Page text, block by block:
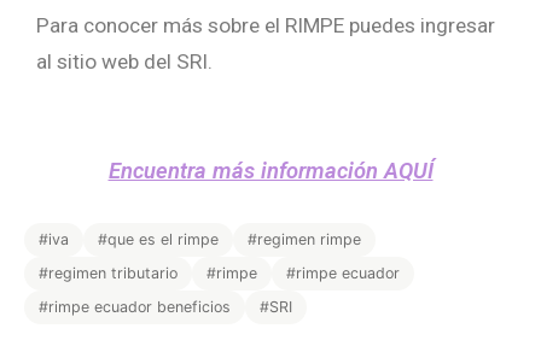
Para conocer más sobre el RIMPE puedes ingresar
al sitio web del SRI.
Encuentra más información AQUÍ
#iva #que es el rimpe
#regimen rimpe
#regimen tributario
#rimpe
#rimpe ecuador
#rimpe ecuador beneficios
#SRI